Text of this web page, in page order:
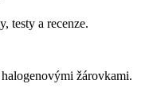
testy a recenze.
žárovkami.